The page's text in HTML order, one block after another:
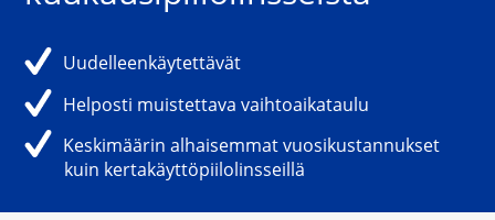
Uudelleenkäytettävät
Helposti muistettava vaihtoaikataulu
Keskimäärin alhaisemmat vuosikustannukset
kuin kertakäyttöpiilolinsseillä